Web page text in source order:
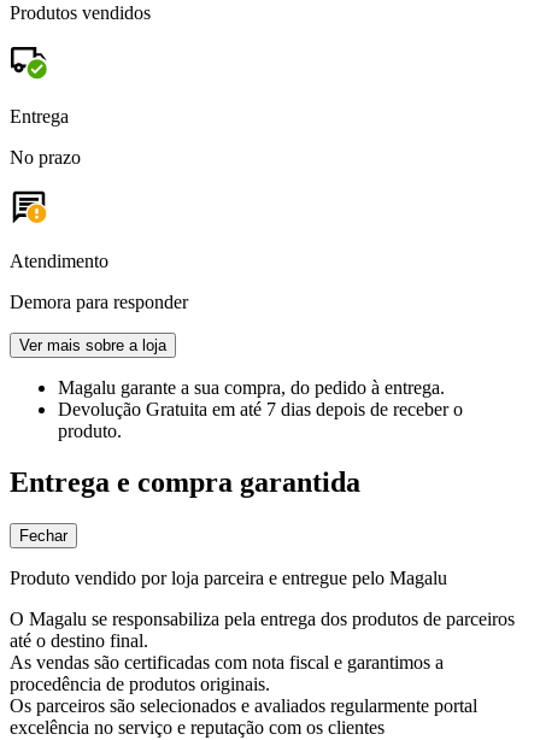
Produtos vendidos
Entrega
No prazo
Atendimento
Demora para responder
Ver mais sobre a loja
Magalu garante a sua compra, do pedido à entrega.
Devolução Gratuita em até 7 dias depois de receber o
produto.
Entrega e compra garantida
Fechar
Produto vendido por loja parceira e entregue pelo Magalu
O Magalu se responsabiliza pela entrega dos produtos de parceiros
até o destino final.
As vendas são certificadas com nota fiscal e garantimos a
procedência de produtos originais.
Os parceiros são selecionados e avaliados regularmente portal
excelência no serviço e reputação com os clientes